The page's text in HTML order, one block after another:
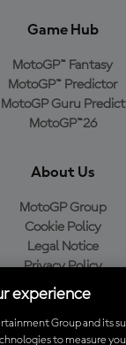
Game Hub
MotoGP™ Fantasy
MotoGP™ Predictor
MotoGP Guru Predict
MotoGP™26
About Us
MotoGP Group
Cookie Policy
Legal Notice
Privacy Policy
Purchase Policy
experience
Group and its
to measure